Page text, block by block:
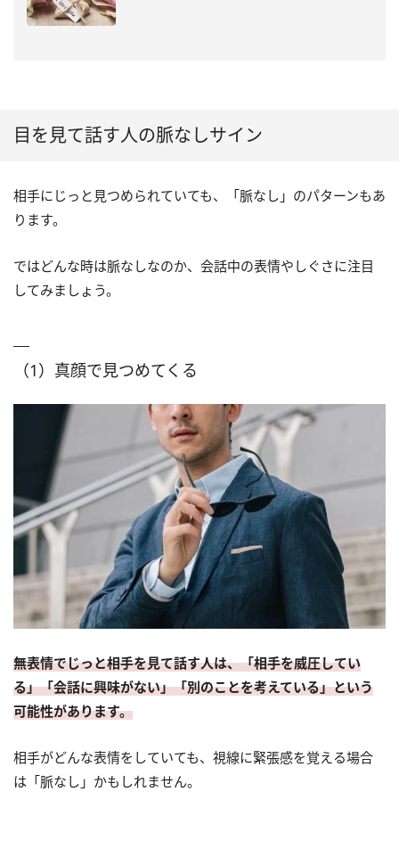
目を見て話す人の脈なしサイン
相手にじっと見つめられていても、「脈なし」のパターンもあ
ります。
ではどんな時は脈なしなのか、会話中の表情やしぐさに注目
してみましょう。
（1）真顔で見つめてくる
無表情でじっと相手を見て話す人は、「相手を威圧してい
る」「会話に興味がない」「別のことを考えている」という
可能性があります。
相手がどんな表情をしていても、視線に緊張感を覚える場合
は「脈なし」かもしれません。